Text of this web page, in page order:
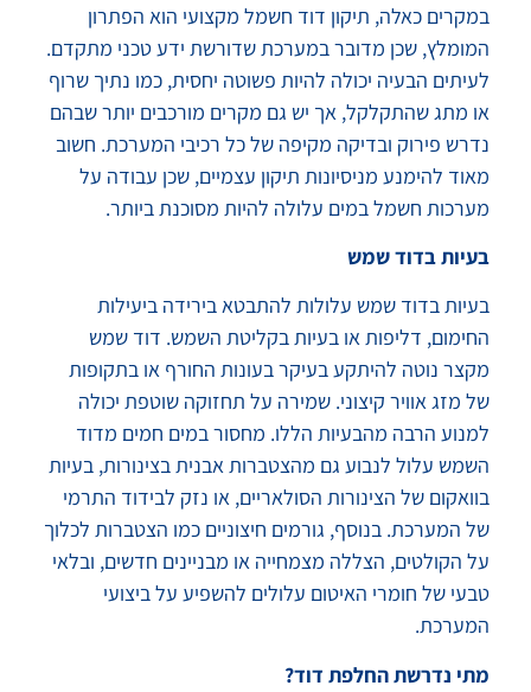
במקרים כאלה, תיקון דוד חשמל מקצועי הוא הפתרון
המומלץ, שכן מדובר במערכת שדורשת ידע טכני מתקדם.
לעיתים הבעיה יכולה להיות פשוטה יחסית, כמו נתיך שרוף
או מתג שהתקלקל, אך יש גם מקרים מורכבים יותר שבהם
נדרש פירוק ובדיקה מקיפה של כל רכיבי המערכת. חשוב
מאוד להימנע מניסיונות תיקון עצמיים, שכן עבודה על
מערכות חשמל במים עלולה להיות מסוכנת ביותר.
בעיות בדוד שמש
בעיות בדוד שמש עלולות להתבטא בירידה ביעילות
החימום, דליפות או בעיות בקליטת השמש. דוד שמש
מקצר נוטה להיתקע בעיקר בעונות החורף או בתקופות
של מזג אוויר קיצוני. שמירה על תחזוקה שוטפת יכולה
למנוע הרבה מהבעיות הללו. מחסור במים חמים מדוד
השמש עלול לנבוע גם מהצטברות אבנית בצינורות, בעיות
בוואקום של הצינורות הסולאריים, או נזק לבידוד התרמי
של המערכת. בנוסף, גורמים חיצוניים כמו הצטברות לכלוך
על הקולטים, הצללה מצמחייה או מבניינים חדשים, ובלאי
טבעי של חומרי האיטום עלולים להשפיע על ביצועי
המערכת.
מתי נדרשת החלפת דוד?